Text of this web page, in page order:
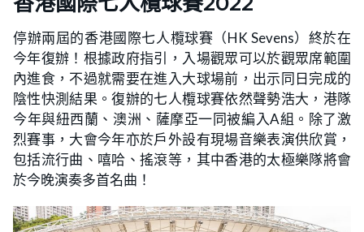
停辦兩屆的香港國際七人欖球賽（HK Sevens）終於在
今年復辦！根據政府指引，入場觀眾可以於觀眾席範圍
內進食，不過就需要在進入大球場前，出示同日完成的
陰性快測結果。復辦的七人欖球賽依然聲勢浩大，港隊
今年與紐西蘭、澳洲、薩摩亞一同被編入A組。除了激
烈賽事，大會今年亦於戶外設有現場音樂表演供欣賞，
包括流行曲、嘻哈、搖滾等，其中香港的太極樂隊將會
於今晚演奏多首名曲！